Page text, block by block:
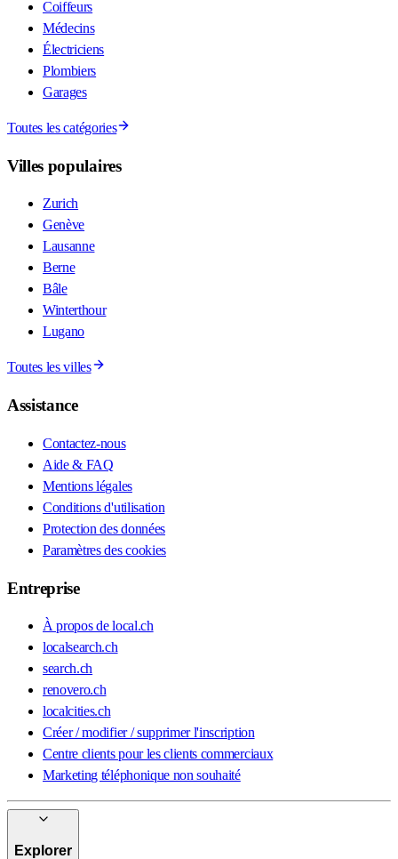
Coiffeurs
Médecins
Électriciens
Plombiers
Garages
Toutes les catégories
Villes populaires
Zurich
Genève
Lausanne
Berne
Bâle
Winterthour
Lugano
Toutes les villes
Assistance
Contactez-nous
Aide & FAQ
Mentions légales
Conditions d'utilisation
Protection des données
Paramètres des cookies
Entreprise
À propos de local.ch
localsearch.ch
search.ch
renovero.ch
localcities.ch
Créer / modifier / supprimer l'inscription
Centre clients pour les clients commerciaux
Marketing téléphonique non souhaité
Explorer